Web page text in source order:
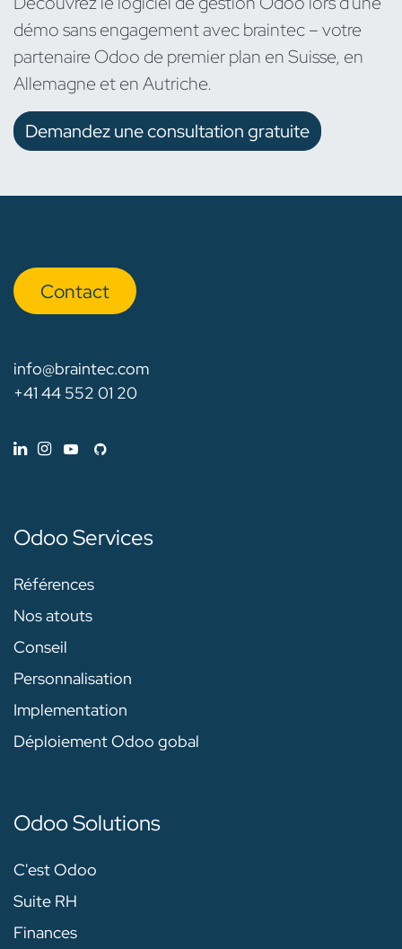
démo sans engagement avec braintec – votre
partenaire Odoo de premier plan en Suisse, en
Allemagne et en Autriche.
Demandez une consultation gratuite
Con​​​​tact
info@braintec.com
+41 44 552 01 20
Odoo Services
Références
Nos atouts
Conseil
Personnalisation
Implementation
Déploiement Odoo gobal
Odoo Solutions
C'est Odoo
Suite RH
Finances